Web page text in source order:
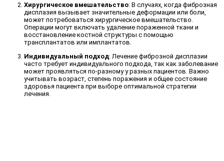
Хирургическое вмешательство: В случаях, когда фиброзная
дисплазия вызывает значительные деформации или боли,
может потребоваться хирургическое вмешательство.
Операции могут включать удаление пораженной ткани и
восстановление костной структуры с помощью
трансплантатов или имплантатов.
Индивидуальный подход: Лечение фиброзной дисплазии
часто требует индивидуального подхода, так как заболевание
может проявляться по-разному у разных пациентов. Важно
учитывать возраст, степень поражения и общее состояние
здоровья пациента при выборе оптимальной стратегии
лечения.